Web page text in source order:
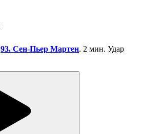
93. Сен-Пьер Мартен. 2 мин. Удар